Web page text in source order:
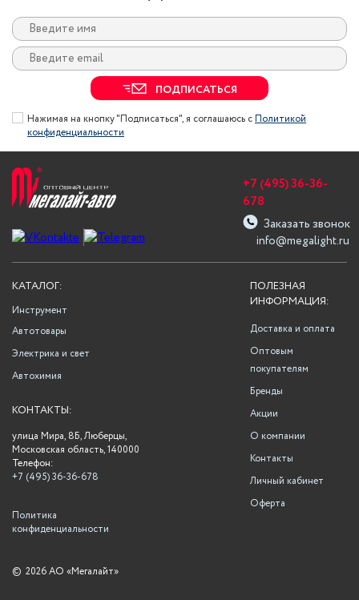
ПОДПИСАТЬСЯ
Нажимая на кнопку "Подписаться", я соглашаюсь сПолитикой
конфиденциальности
info@megalight.ru
+7 (495) 36-36-
678
Заказать звонок
ПОЛЕЗНАЯ
ИНФОРМАЦИЯ:
Доставка и оплата
Оптовым
покупателям
Бренды
Акции
О компании
Контакты
Личный кабинет
Оферта
КАТАЛОГ:
Инструмент
Автотовары
Электрика и свет
Автохимия
КОНТАКТЫ:
улица Мира, 8Б, Люберцы,
Московская область, 140000
Телефон:
+7 (495) 36-36-678
Политика
конфиденциальности
© 2026 АО «Мегалайт»